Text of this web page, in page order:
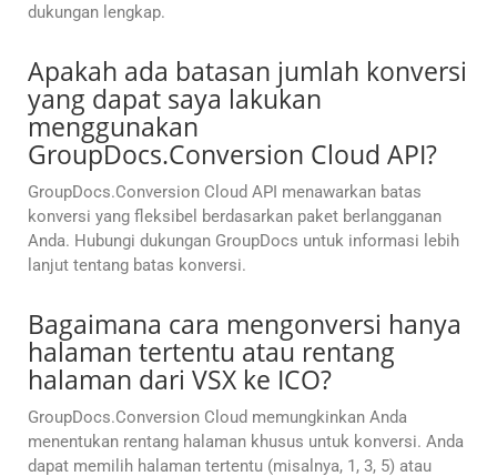
dukungan lengkap.
Apakah ada batasan jumlah konversi
yang dapat saya lakukan
menggunakan
GroupDocs.Conversion Cloud API?
GroupDocs.Conversion Cloud API menawarkan batas
konversi yang fleksibel berdasarkan paket berlangganan
Anda. Hubungi dukungan GroupDocs untuk informasi lebih
lanjut tentang batas konversi.
Bagaimana cara mengonversi hanya
halaman tertentu atau rentang
halaman dari VSX ke ICO?
GroupDocs.Conversion Cloud memungkinkan Anda
menentukan rentang halaman khusus untuk konversi. Anda
dapat memilih halaman tertentu (misalnya, 1, 3, 5) atau